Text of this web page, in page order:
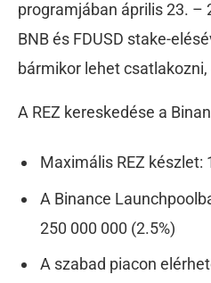
programjában április 23. –
BNB és FDUSD stake-
bármikor lehet csatlakozni,
A REZ kereskedése a
Maximális REZ készlet:
A Binance
250 000 000 (2.5%)
A szabad piacon